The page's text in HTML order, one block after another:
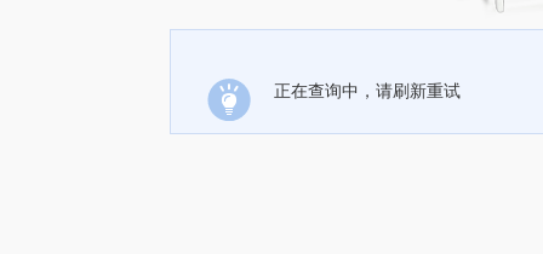
正在查询中，请刷新重试